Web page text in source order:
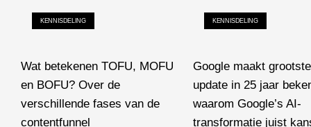
KENNISDELING
Wat betekenen TOFU, MOFU
en BOFU? Over de
verschillende fases van de
contentfunnel
KENNISDELING
Google maakt
update in 25 jaar
waarom Google’s AI-
transformatie juist